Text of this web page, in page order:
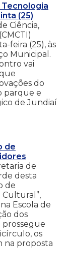
Tecnologia
(25)
Ciência,
feira (25), às
Municipal.
vai
do
parque e
de Jundiaí
de
de
desta
de
Cultural”,
Escola de
dos
prossegue
os
na proposta